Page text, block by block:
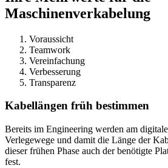
Maschinenverkabelung
Voraussicht
Teamwork
Vereinfachung
Verbesserung
Transparenz
Kabellängen früh bestimmen
Bereits im Engineering werden am
Verlegewege und damit die Länge der
dieser frühen Phase auch der benötigte
fest.